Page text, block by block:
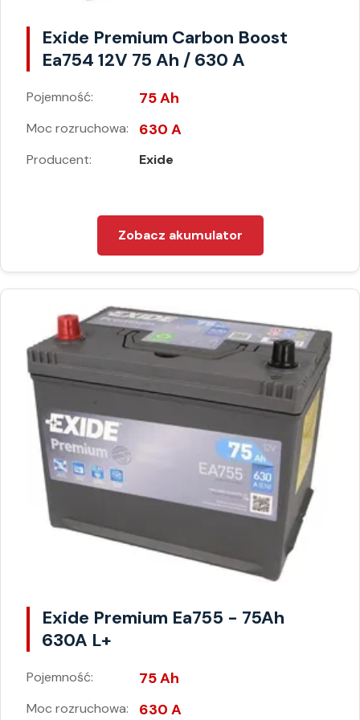
Exide Premium Carbon Boost
Ea754 12V 75 Ah / 630 A
Pojemność: 75 Ah
Moc rozruchowa: 630 A
Producent: Exide
Zobacz akumulator
Exide Premium Ea755 - 75Ah
630A L+
Pojemność: 75 Ah
Moc rozruchowa: 630 A